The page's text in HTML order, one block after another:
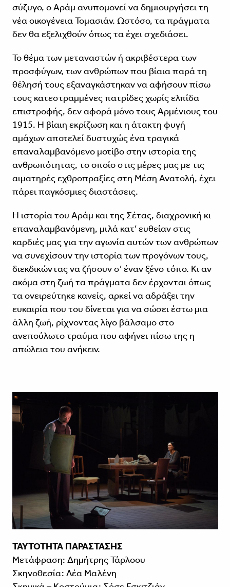
σύζυγο, ο Αράμ ανυπομονεί να δημιουργήσει τη
νέα οικογένεια Τομασιάν. Ωστόσο, τα πράγματα
δεν θα εξελιχθούν όπως τα έχει σχεδιάσει.
Το θέμα των μεταναστών ή ακριβέστερα των
προσφύγων, των ανθρώπων που βίαια παρά τη
θέλησή τους εξαναγκάστηκαν να αφήσουν πίσω
τους κατεστραμμένες πατρίδες χωρίς ελπίδα
επιστροφής, δεν αφορά μόνο τους Αρμένιους του
1915. Η βίαιη εκρίζωση και η άτακτη φυγή
αμάχων αποτελεί δυστυχώς ένα τραγικά
επαναλαμβανόμενο μοτίβο στην ιστορία της
ανθρωπότητας, το οποίο στις μέρες μας με τις
αιματηρές εχθροπραξίες στη Μέση Ανατολή, έχει
πάρει παγκόσμιες διαστάσεις.
Η ιστορία του Αράμ και της Σέτας, διαχρονική κι
επαναλαμβανόμενη, μιλά κατ’ ευθείαν στις
καρδιές μας για την αγωνία αυτών των ανθρώπων
να συνεχίσουν την ιστορία των προγόνων τους,
διεκδικώντας να ζήσουν σ’ έναν ξένο τόπο. Κι αν
ακόμα στη ζωή τα πράγματα δεν έρχονται όπως
τα ονειρεύτηκε κανείς, αρκεί να αδράξει την
ευκαιρία που του δίνεται για να σώσει έστω μια
άλλη ζωή, ρίχνοντας λίγο βάλσαμο στο
ανεπούλωτο τραύμα που αφήνει πίσω της η
απώλεια του ανήκειν.
ΤΑΥΤΟΤΗΤΑ ΠΑΡΑΣΤΑΣΗΣ
Μετάφραση: Δημήτρης Τάρλοου
Σκηνοθεσία: Λέα Μαλένη